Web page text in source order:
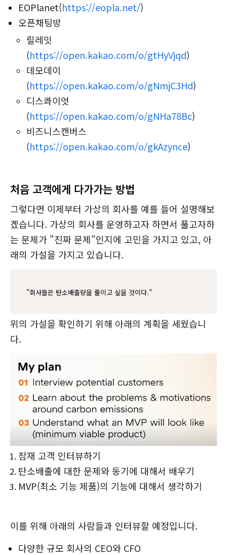
EOPlanet(https://eopla.net/)
오픈채팅방
릴레잇
(https://open.kakao.com/o/gtHyVjqd)
데모데이
(https://open.kakao.com/o/gNmjC3Hd)
디스콰이엇
(https://open.kakao.com/o/gNHa78Bc)
비즈니스캔버스
(https://open.kakao.com/o/gkAzynce)
처음 고객에게 다가가는 방법
그렇다면 이제부터 가상의 회사를 예를 들어 설명해보
겠습니다. 가상의 회사를 운영하고자 하면서 풀고자하
는 문제가 "진짜 문제"인지에 고민을 가지고 있고, 아
래의 가설을 가지고 있습니다.
"회사들은 탄소배출량을 줄이고 싶을 것이다."
위의 가설을 확인하기 위해 아래의 계획을 세웠습니
다.
잠재 고객 인터뷰하기
탄소배출에 대한 문제와 동기에 대해서 배우기
MVP(최소 기능 제품)의 기능에 대해서 생각하기
이를 위해 아래의 사람들과 인터뷰할 예정입니다.
다양한 규모 회사의 CEO와 CFO